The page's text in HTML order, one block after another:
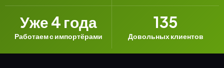
Работаем с импортёрами
Уже 4 года
Довольных клиентов
135